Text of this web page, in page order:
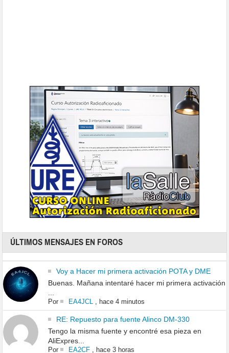
ÚLTIMOS MENSAJES EN FOROS
Voy a Hacer mi primera activación POTA y DME
Buenas. Mañana intentaré hacer mi primera activación
Por EA4JCL hace 4 minutos
RE: Repuesto para fuente Alinco DM-330
Tengo la misma fuente y encontré esa pieza en
AliExpres...
Por EA2CF, hace 3 horas